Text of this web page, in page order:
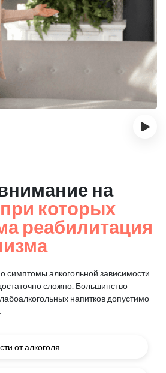
›
на
которых
реабилитация
симптомы алкогольной зависимости
сложно. Большинство
напитков допустимо
от алкоголя